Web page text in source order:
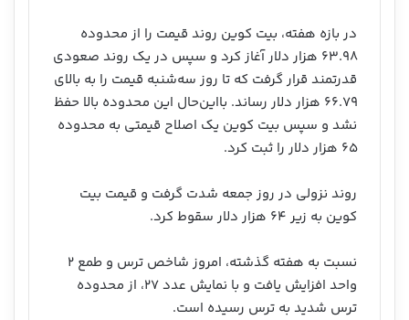
در بازه هفته، بیت کوین روند قیمت را از محدوده
۶۳.۹۸ هزار دلار آغاز کرد و سپس در یک روند صعودی
قدرتمند قرار گرفت که تا روز سه‌شنبه قیمت را به بالای
۶۶.۷۹ هزار دلار رساند. بااین‌حال این محدوده بالا حفظ
نشد و سپس بیت کوین یک اصلاح قیمتی به محدوده
۶۵ هزار دلار را ثبت کرد.
روند نزولی در روز جمعه شدت گرفت و قیمت بیت
کوین به زیر ۶۴ هزار دلار سقوط کرد.
نسبت به هفته گذشته، امروز شاخص ترس و طمع ۲
واحد افزایش یافت و با نمایش عدد ۲۷، از محدوده
ترس شدید به ترس رسیده است.